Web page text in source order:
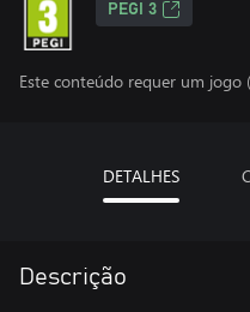
PEGI 3
Este conteúdo requer um jogo
DETALHES
Descrição